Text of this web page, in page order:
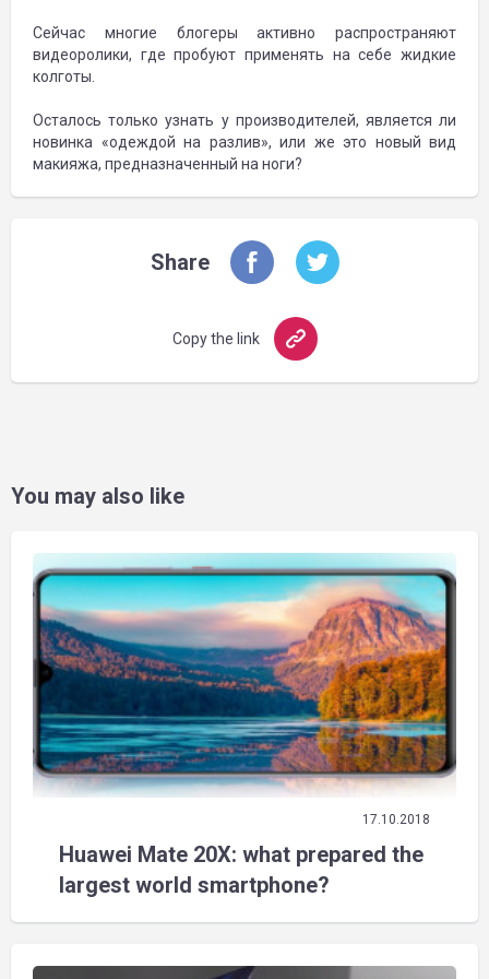
Сейчас многие блогеры активно распространяют
видеоролики, где пробуют применять на себе жидкие
колготы.
Осталось только узнать у производителей, является ли
новинка «одеждой на разлив», или же это новый вид
макияжа, предназначенный на ноги?
Share
Copy the link
You may also like
17.10.2018
Huawei Mate 20X: what prepared the
largest world smartphone?